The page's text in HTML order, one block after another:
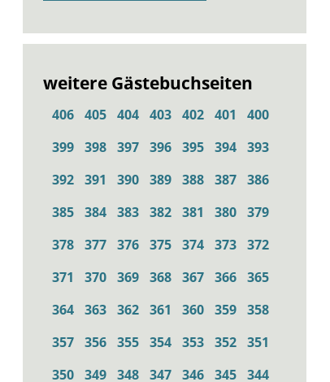
weitere Gästebuchseiten
406 405 404 403 402 401
400
399 398 397 396 395 394 393
392 391 390 389 388 387 386
385 384 383 382 381 380 379
378 377 376 375 374 373 372
371
370 369 368 367 366 365
364 363 362 361 360 359 358
357 356 355 354 353 352 351
350 349 348 347 346 345 344